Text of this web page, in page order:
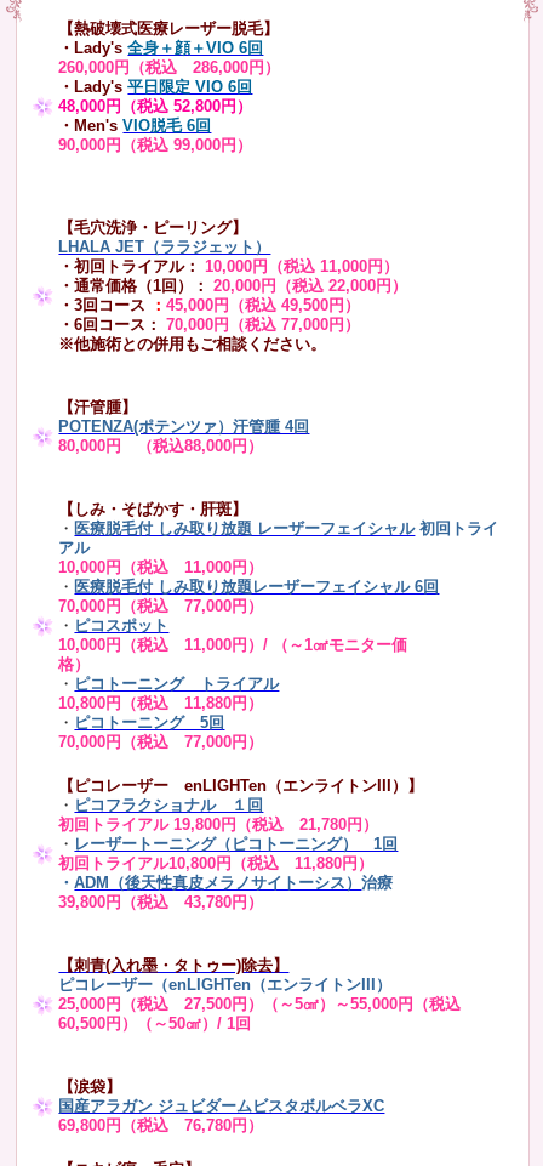
【熱破壊式医療レーザー脱毛】
・Lady's 全身＋顔＋VIO 6回
260,000円（税込 286,000円）
・Lady's平日限定 VIO 6回
48,000円（税込 52,800円）
・Men's VIO脱毛 6回
90,000円（税込 99,000円）
【毛穴洗浄・ピーリング】
LHALA JET（ララジェット）
・初回トライアル：10,000円（税込 11,000円）
・通常価格（1回）：
20,000円（税込 22,000円）
・3回コース ：45,000円（税込 49,500円）
・6回コース：
70,000円（税込 77,000円）
※他施術との併用もご相談ください。
【汗管腫】
POTENZA(ポテンツァ）汗管腫 4回
80,000円 （税込88,000円）
【しみ・そばかす・肝斑】
・ 医療脱毛付 しみ取り放題 レーザーフェイシャル 初回トライ
アル
10,000円（税込 11,000円）
・ 医療脱毛付 しみ取り放題レーザーフェイシャル 6回
70,000円（税込 77,000円）
・ ピコスポット
10,000円（税込 11,000円）/ （～1㎠モニター価
格）
・ ピコトーニング トライアル
10,800円（税込 11,880円）
・ ピコトーニング 5回
70,000円（税込 77,000円）
【ピコレーザー enLIGHTen（エンライトンIII）】
・ ピコフラクショナル １回
初回トライアル 19,800円（税込 21,780円）
・ レーザートーニング（ピコトーニング） 1回
初回トライアル10,800円（税込 11,880円）
・ADM（後天性真皮メラノサイトーシス）治療
39,800円（税込 43,780円）
【刺青(入れ墨・タトゥー)除去】
ピコレーザー（enLIGHTen（エンライトンIII）
25,000円（税込 27,500円）（～5㎠）～55,000円（税込
60,500円）（～50㎠）/ 1回
【涙袋】
国産アラガン ジュビダームビスタボルベラXC
69,800円（税込 76,780円）